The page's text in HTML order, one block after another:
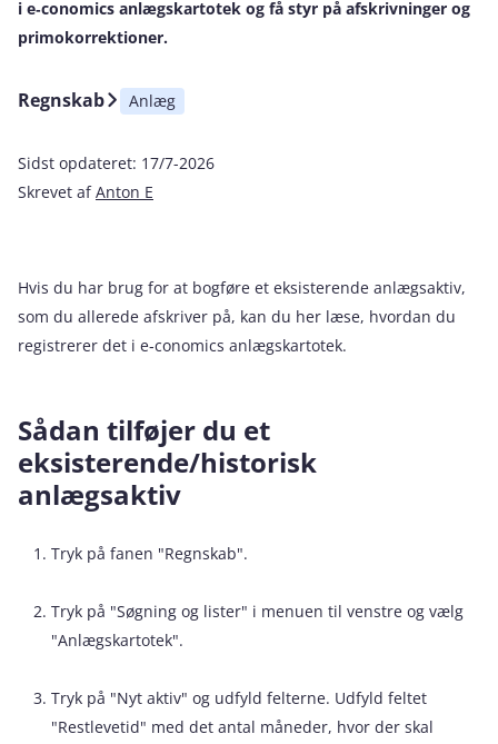
i e‑conomics anlægskartotek og få styr på afskrivninger og
primokorrektioner.
Regnskab Anlæg
Sidst opdateret: 17/7-2026
Skrevet afAnton E
Hvis du har brug for at bogføre et eksisterende anlægsaktiv,
som du allerede afskriver på, kan du her læse, hvordan du
registrerer det i e‑conomics anlægskartotek.
Sådan tilføjer du et
eksisterende/historisk
anlægsaktiv
Tryk på fanen "Regnskab".
Tryk på "Søgning og lister" i menuen til venstre og vælg
"Anlægskartotek".
Tryk på "Nyt aktiv" og udfyld felterne. Udfyld feltet
"Restlevetid" med det antal måneder, hvor der skal